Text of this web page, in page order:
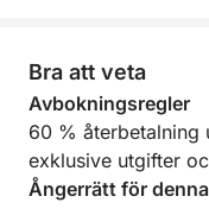
engelska, och som
berättelser, insikter
och dess kulturarv.
Ombord kan du
skuggade
Bra att veta
Avbokningsregler
60 % återbetalning
exklusive utgifter
Ångerrätt för